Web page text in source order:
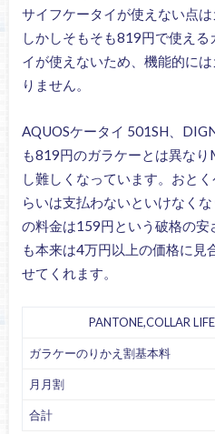
サイフケータイが使えない点は
しかしそもそも819円で使え
イが使えないため、機能的に
りません。
AQUOSケータイ 501SH、
も819円のガラケーとは異な
し難しくなっています。おと
らいは支払わないといけなく
の料金は159円という破格の安
も本来は4万円以上の価格に見
せてくれます。
PANTONE,COLLAR
ガラケーのりかえ割基本料
月月割
合計